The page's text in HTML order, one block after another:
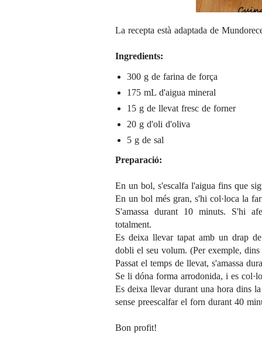
La recepta està adaptada de
Ingredients:
300 g de farina de força
175 mL d'aigua mineral
15 g de llevat fresc de forner
20 g d'oli d'oliva
5 g de sal
Preparació:
En un bol, s'escalfa l'aigua fins que
En un bol més gran, s'hi col·loca la
S'amassa durant 10 minuts. S'hi
totalment.
Es deixa llevar tapat amb un drap
dobli el seu volum. (Per exemple,
Passat el temps de llevat, s'amassa
Se li dóna forma arrodonida, i es
Es deixa llevar durant una hora dins
sense preescalfar el forn durant 40
Bon profit!